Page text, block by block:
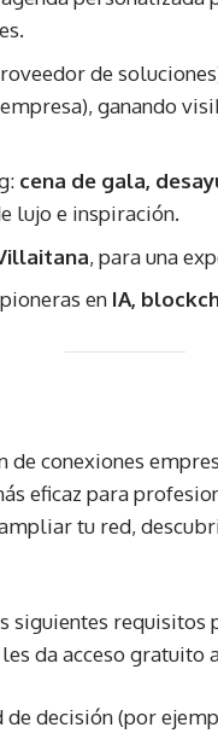
de
empresa), ganando
cena de gala,
lujo e inspiración.
, para una
en IA,
de conexiones
eficaz para
tu red,
siguientes
da acceso gratuito
decisión (por